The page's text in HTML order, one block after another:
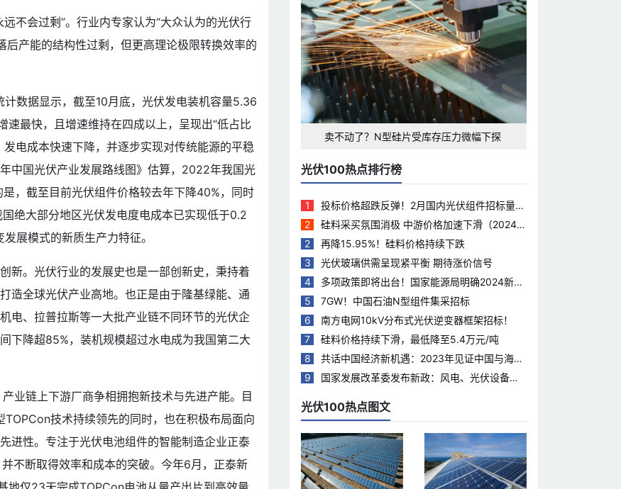
不会过剩”。行业内专家认为“大众认为的光伏行
产能的结构性过剩，但更高理论极限转换效率的
数据显示，截至10月底，光伏发电装机容量5.36
最快，且增速维持在四成以上，呈现出“低占比
电成本快速下降，并逐步实现对传统能源的平稳
国光伏产业发展路线图》估算，2022年我国光
，截至目前光伏组件价格较去年下降40%，同时
绝大部分地区光伏发电度电成本已实现低于0.2
展模式的新质生产力特征。
新。光伏行业的发展史也是一部创新史，秉持着
造全球光伏产业高地。也正是由于隆基绿能、通
电、拉普拉斯等一大批产业链不同环节的光伏企
下降超85%，装机规模超过水电成为我国第二大
业链上下游厂商争相拥抱新技术与先进产能。目
技术持续领先的同时，也在积极布局面向
进性。专注于光伏电池组件的智能制造企业正泰
不断取得效率和成本的突破。今年6月，正泰新
卖不动了？N型硅片受库存压力微幅下探
光伏100热点排行榜
1
投标价格超跌反弹！2月国内光伏组件招标量下
滑35.5%
2
硅料采买氛围消极 中游价格加速下滑（2024.
3.28）
2
再降15.95%！硅料价格持续下跌
3
光伏玻璃供需呈现紧平衡 期待涨价信号
4
多项政策即将出台！国家能源局明确2024新能
源工作重点
5
7GW！中国石油N型组件集采招标
6
南方电网10kV分布式光伏逆变器框架招标！
7
硅料价格持续下滑，最低降至5.4万元/吨
8
共话中国经济新机遇：2023年见证中国与海合
会国家合作热度持续升温
9
国家发展改革委发布新政：风电、光伏设备回
光伏100热点图文